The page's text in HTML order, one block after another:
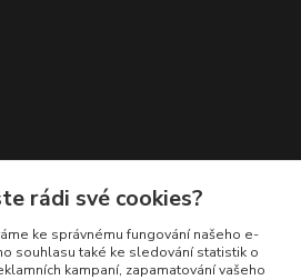
rádi své cookies?
ke správnému fungování našeho e-
souhlasu také ke sledování statistik o
kampaní, zapamatování vašeho